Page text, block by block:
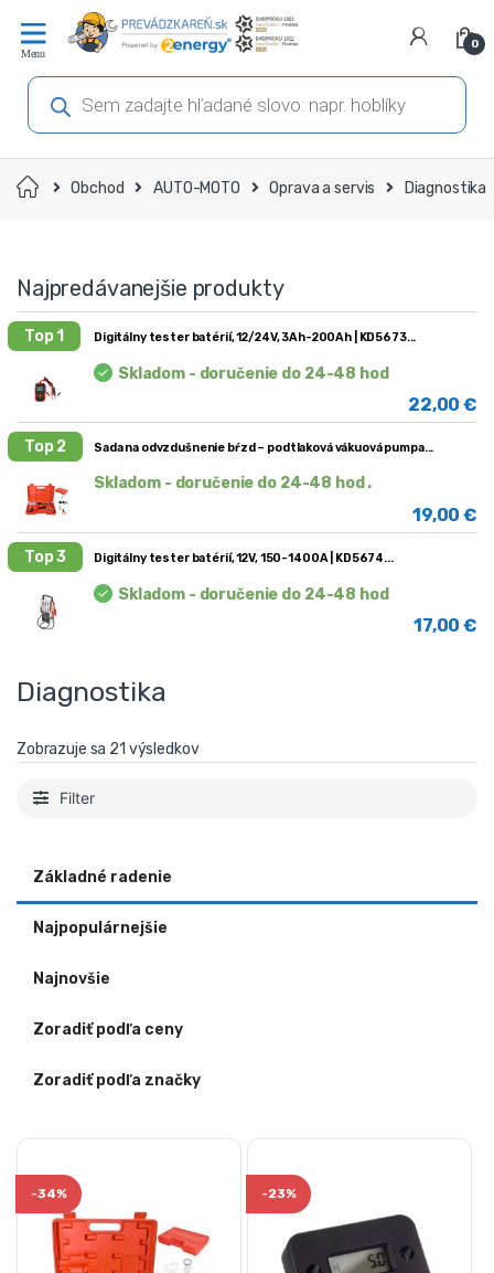
navigáciu
obsah
0
Products
search
Domov Obchod AUTO-MOTO Oprava a servis Diagnostika
Najpredávanejšie produkty
Top 1 Digitálny tester batérií, 12/24V, 3Ah-200Ah | KD5673
22,00€
Skladom - doručenie do 24-48 hod
Top 2 Sada na odvzdušnenie bŕzd – podtlaková vákuová pumpa
19,00€
Skladom - doručenie do 24-48 hod .
Top 3 Digitálny tester batérií, 12V, 150-1400A | KD5674
17,00€
Skladom - doručenie do 24-48 hod
Diagnostika
Zobrazuje sa 21 výsledkov
Filter
Základné radenie
Najpopulárnejšie
Najnovšie
Zoradiť podľa ceny
Zoradiť podľa značky
-34% -23%